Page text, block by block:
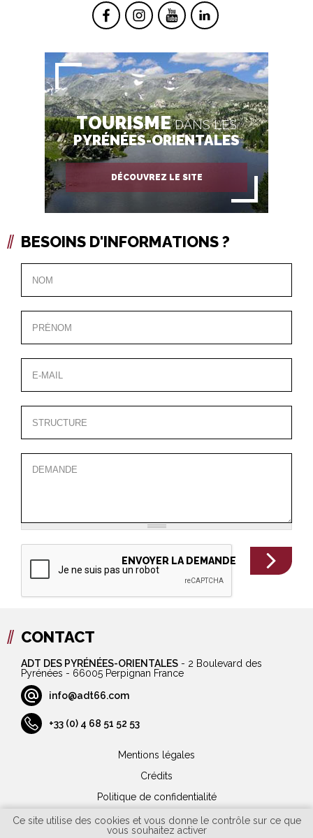
Ce site utilise des cookies et vous donne le contrôle sur ce que
vous souhaitez activer
TOURISMEDANS LES
PYRÉNÉES-ORIENTALES
DÉCOUVREZ LE SITE
BESOINS D'INFORMATIONS ?
CONTACT
ADT DES PYRÉNÉES-ORIENTALES - 2 Boulevard des
Pyrénées - 66005 Perpignan France
info@adt66.com
+33 (0) 4 68 51 52 53
Mentions légales
Crédits
Politique de confidentialité
Plan du site